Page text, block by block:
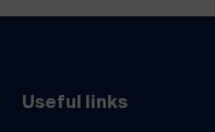
Useful links